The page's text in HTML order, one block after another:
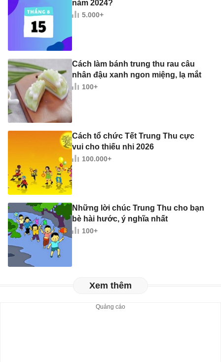
năm 2024?
5.000+
Cách làm bánh trung thu rau câu
nhân đậu xanh ngon miệng, lạ mắt
100+
Cách tổ chức Tết Trung Thu cực
vui cho thiếu nhi 2026
100.000+
Những lời chúc Trung Thu cho bạn
bè hài hước, ý nghĩa nhất
100+
Xem thêm